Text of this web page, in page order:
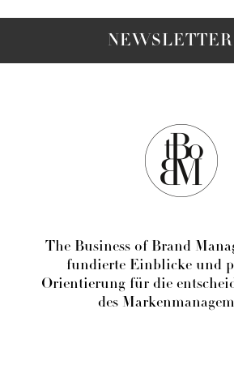
NEWSLETTER
The Business of Brand
fundierte Einblicke und
Orientierung für die
des